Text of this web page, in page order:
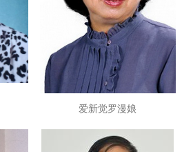
爱新觉罗漫娘